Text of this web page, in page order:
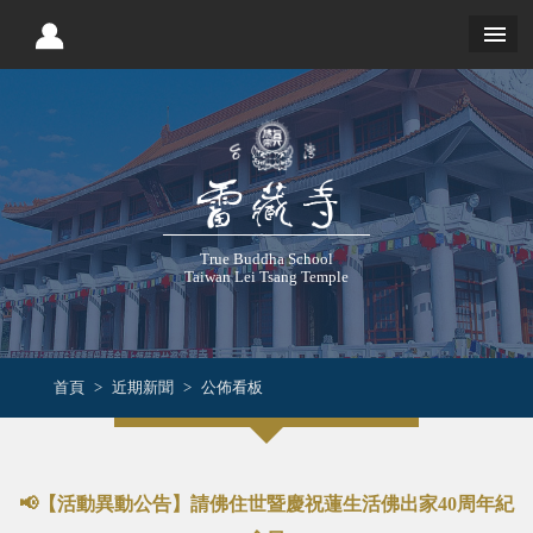
True Buddha School
Taiwan Lei Tsang Temple
首頁 近期新聞 公佈看板
📢【活動異動公告】請佛住世暨慶祝蓮生活佛出家40周年紀